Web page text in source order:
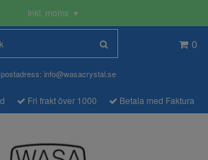
Inkl. moms ▾
0
info@wasacrystal.se
Fri frakt över 1000 Betala med Faktura